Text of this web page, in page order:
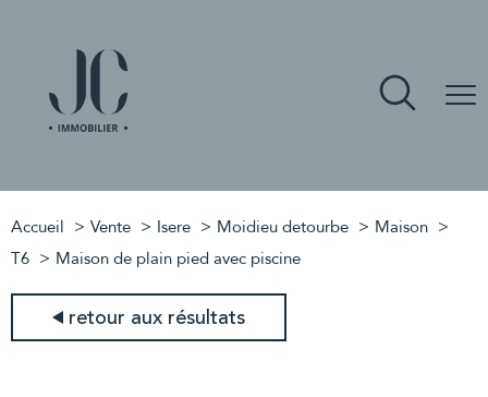
Accueil Vente Isere Moidieu detourbe
Maison
T6
Maison de plain pied avec piscine
retour aux résultats